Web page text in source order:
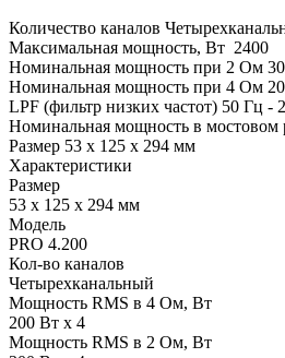
Количество каналов
Максимальная мощность, Вт 2400
Номинальная мощность при 2 Ом
Номинальная мощность при 4 Ом
LPF (фильтр низких частот) 50 Гц -
Номинальная мощность в мостовом
Размер 53 х 125 х 294 мм
Характеристики
Размер
53 х 125 х 294 мм
Модель
PRO 4.200
Кол-во каналов
Четырехканальный
Мощность RMS в 4 Ом, Вт
200 Вт x 4
Мощность RMS в 2 Ом, Вт